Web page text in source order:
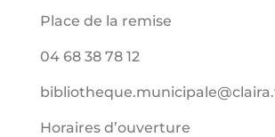
Place de la remise
04 68 38 78 12
Horaires d’ouverture